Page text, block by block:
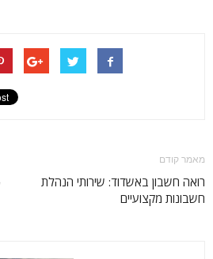
מאמר קודם
רואה חשבון באשדוד: שירותי הנהלת
חשבונות מקצועיים